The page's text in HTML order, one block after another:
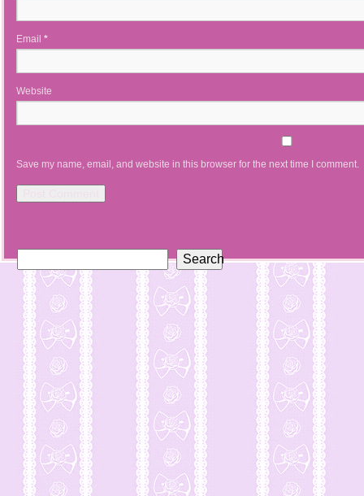
Email *
Website
Save my name, email, and website in this browser for the next time I comment.
Search